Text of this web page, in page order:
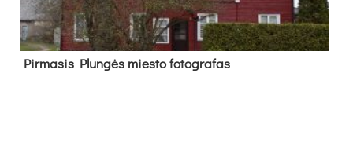
Pir­ma­sis Plun­gės mies­to fo­tog­ra­fas